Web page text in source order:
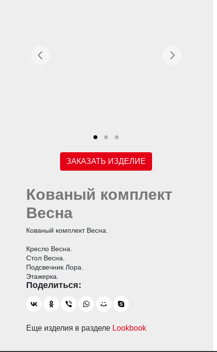
ЗАКАЗАТЬ ИЗДЕЛИЕ
Кованый комплект
Весна
Кованый комплект Весна.
Кресло Весна.
Стол Весна.
Подсвечник Лора.
Этажерка.
Еще изделия в разделе Lookbook